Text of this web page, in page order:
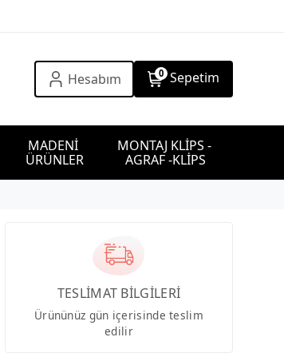
Hesabım 0 Sepetim
MADENİ
ÜRÜNLER
MONTAJ KLİPS -
AGRAF -KLİPS
TESLİMAT BİLGİLERİ
Ürününüz gün içerisinde teslim
edilir